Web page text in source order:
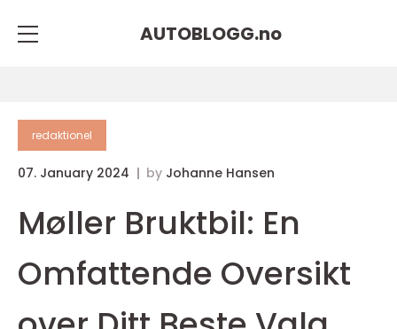
AUTOBLOGG.no
redaktionel
07. January 2024 by Johanne Hansen
Møller Bruktbil: En
Omfattende Oversikt